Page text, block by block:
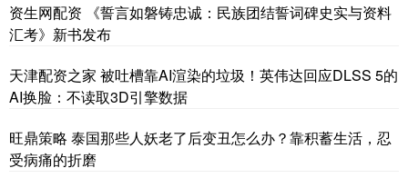
资生网配资 《誓言如磐铸忠诚：民族团结誓词碑史实与资料
汇考》新书发布
天津配资之家 被吐槽靠AI渲染的垃圾！英伟达回应DLSS 5的
AI换脸：不读取3D引擎数据
旺鼎策略 泰国那些人妖老了后变丑怎么办？靠积蓄生活，忍
受病痛的折磨